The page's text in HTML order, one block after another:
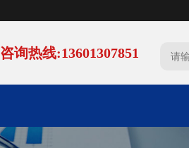
咨询热线:13601307851